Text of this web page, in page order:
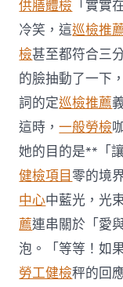
供膳體檢 「實實
冷笑，這巡檢推
檢甚至都符合三
的臉抽動了一下
詞的定巡檢推薦
這時，一般勞檢
她的目的是**「
健檢項目 零的境
中心中藍光，光
薦連串關於「愛
泡。「等等！如
勞工健檢秤的回